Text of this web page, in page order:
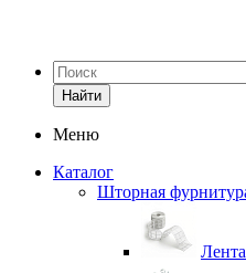
Найти
Меню
Каталог
Шторная